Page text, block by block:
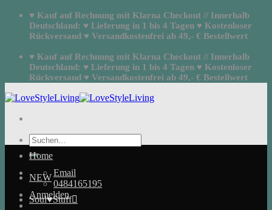
Zum
springen
♥ Kauf auf Rechnung mit Klarna Checkout // Innerhalb
Deutschland: ♥ Lieferung in 1 bis 4 Tagen ♥ Kostenloser
Rückversand ♥ Versandkostenfrei ab 49,- € Bestellwert
♥ Kauf auf Rechnung mit Klarna Checkout // Innerhalb
Deutschland: ♥ Lieferung in 1 bis 4 Tagen ♥ Kostenloser
Rückversand ♥ Versandkostenfrei ab 49,- € Bestellwert
Suchen
nach:
Email
0484165195
Anmelden
Home
NEW
Soul♥Stuff